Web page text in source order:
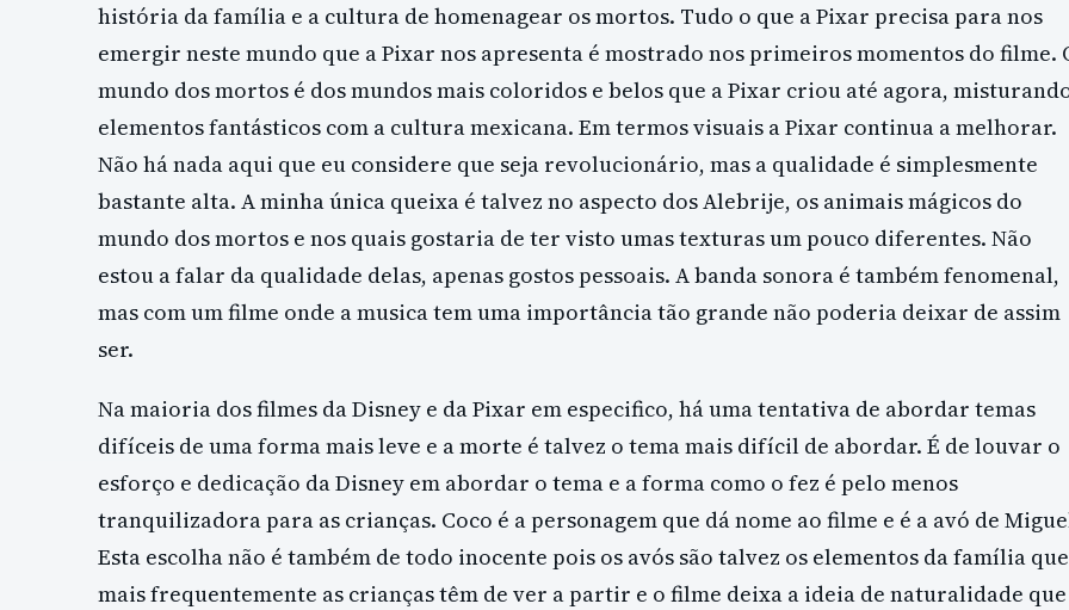
história da família e a cultura de homenagear os mortos. Tudo o que a Pixar precisa para nos
emergir neste mundo que a Pixar nos apresenta é mostrado nos primeiros momentos do filme.
mundo dos mortos é dos mundos mais coloridos e belos que a Pixar criou até agora,
elementos fantásticos com a cultura mexicana. Em termos visuais a Pixar continua a melhorar.
Não há nada aqui que eu considere que seja revolucionário, mas a qualidade é simplesmente
bastante alta. A minha única queixa é talvez no aspecto dos Alebrije, os animais mágicos do
mundo dos mortos e nos quais gostaria de ter visto umas texturas um pouco diferentes. Não
estou a falar da qualidade delas, apenas gostos pessoais. A banda sonora é também fenomenal,
mas com um filme onde a musica tem uma importância tão grande não poderia deixar de assim
ser.
Na maioria dos filmes da Disney e da Pixar em especifico, há uma tentativa de abordar temas
difíceis de uma forma mais leve e a morte é talvez o tema mais difícil de abordar. É de louvar o
esforço e dedicação da Disney em abordar o tema e a forma como o fez é pelo menos
tranquilizadora para as crianças. Coco é a personagem que dá nome ao filme e é a avó de
Esta escolha não é também de todo inocente pois os avós são talvez os elementos da família que
mais frequentemente as crianças têm de ver a partir e o filme deixa a ideia de naturalidade